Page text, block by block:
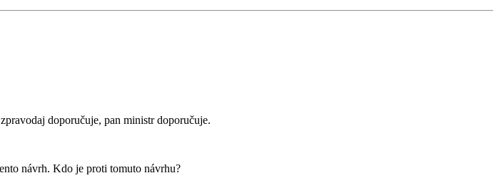
doporučuje, pan ministr doporučuje.
návrh. Kdo je proti tomuto návrhu?